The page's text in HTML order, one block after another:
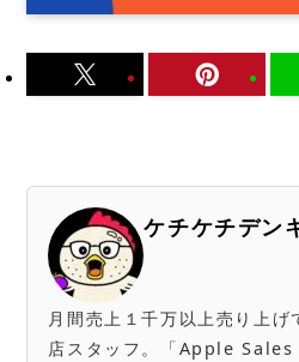
ケチケチデン
月間売上１千万以上売り上げ
店スタッフ。「Apple